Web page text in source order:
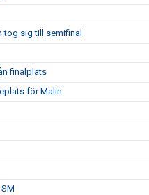
tog sig till semifinal
finalplats
för Malin